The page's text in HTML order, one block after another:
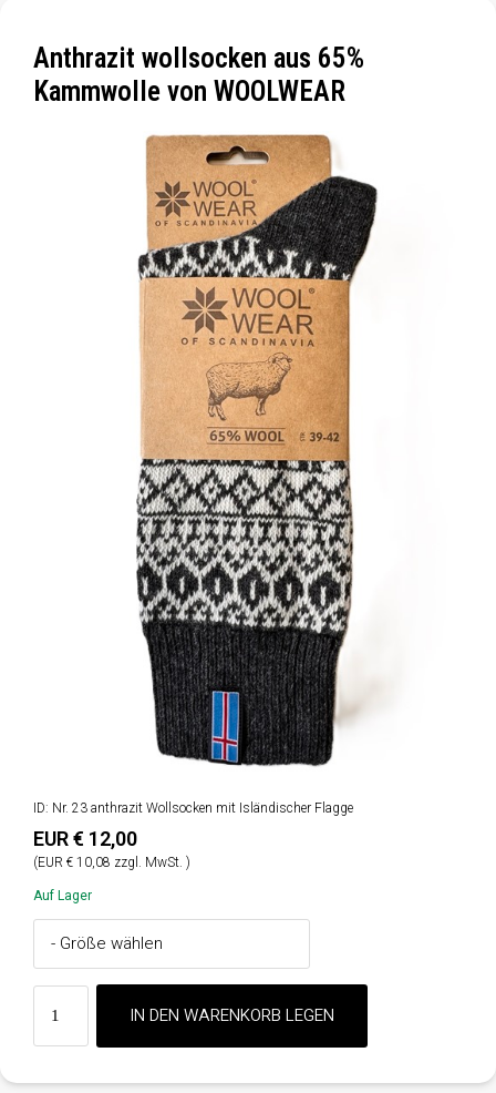
Anthrazit wollsocken aus 65%
Kammwolle von WOOLWEAR
ID: Nr. 23 anthrazit Wollsocken mit Isländischer Flagge
EUR € 12,00
(EUR € 10,08 zzgl. MwSt. )
Auf Lager